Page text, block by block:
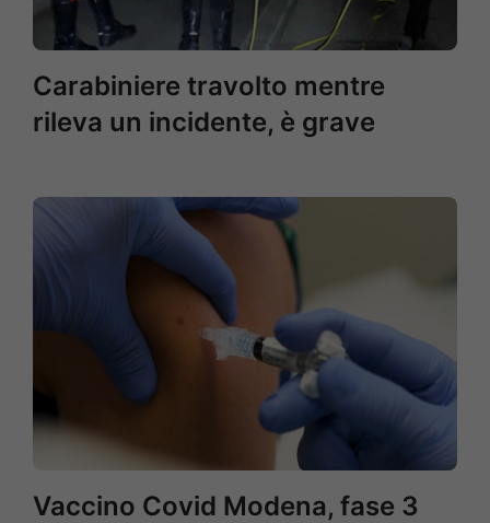
Carabiniere travolto mentre
rileva un incidente, è grave
Vaccino Covid Modena, fase 3